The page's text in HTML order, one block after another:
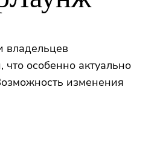
владельцев
особенно актуально
изменения